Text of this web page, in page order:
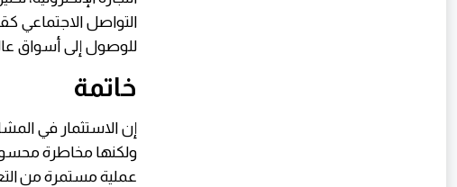
التواصل الاجتماعي
للوصول إلى أسواق
خاتمة
إن الاستثمار في
ولكنها مخاطرة
عملية مستمرة من